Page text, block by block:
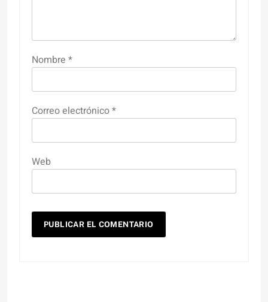
Nombre *
Correo electrónico*
Web